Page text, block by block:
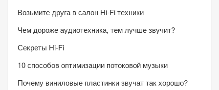
Возьмите друга в салон Hi-Fi техники
Чем дороже аудиотехника, тем лучше звучит?
Секреты Hi-Fi
10 способов оптимизации потоковой музыки
Почему виниловые пластинки звучат так хорошо?